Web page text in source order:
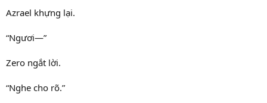
Azrael khựng lại.
“Ngươi—”
Zero ngắt lời.
“Nghe cho rõ.”